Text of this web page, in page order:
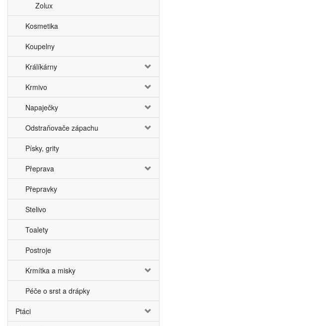
Zolux
Kosmetika
Koupelny
Králíkárny
Krmivo
Napaječky
Odstraňovače zápachu
Písky, grity
Přeprava
Přepravky
Stelivo
Toalety
Postroje
Krmítka a misky
Péče o srst a drápky
Ptáci